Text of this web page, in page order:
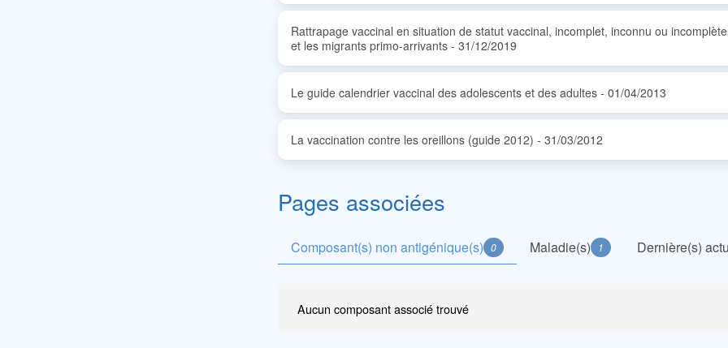
Rattrapage vaccinal en situation de statut vaccinal, incomplet, inconnu ou
et les migrants primo-arrivants - 31/12/2019
Le guide calendrier vaccinal des adolescents et des adultes - 01/04/2013
La vaccination contre les oreillons (guide 2012) - 31/03/2012
Pages associées
Composant(s) non antigénique(s) 0 Maladie(s) 1 Dernière(s)
Aucun composant associé trouvé